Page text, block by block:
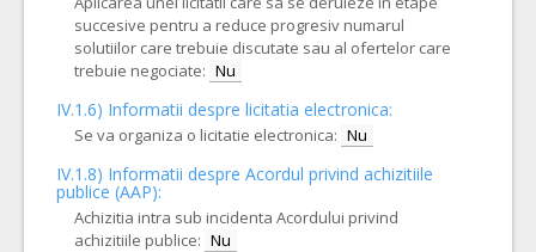
succesive pentru a reduce progresiv numarul
solutiilor care trebuie discutate sau al ofertelor care
trebuie negociate: Nu
IV.1.6) Informatii despre licitatia electronica:
Se va organiza o licitatie electronica: Nu
IV.1.8) Informatii despre Acordul privind achizitiile
publice (AAP):
Achizitia intra sub incidenta Acordului privind
achizitiile publice: Nu